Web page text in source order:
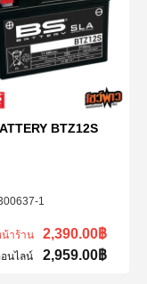
1
BTZ12S
าร้าน 2,390.00฿
นไลน์ 2,959.00฿